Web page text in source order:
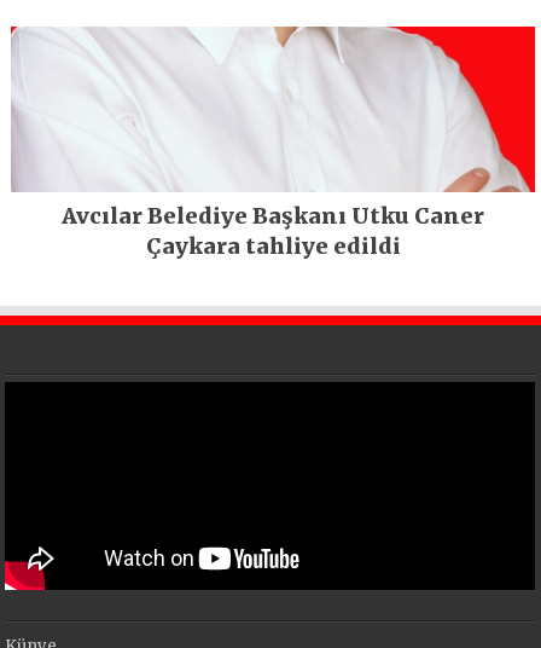
Avcılar Belediye Başkanı Utku Caner
Çaykara tahliye edildi